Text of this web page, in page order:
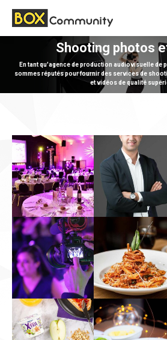
Shooting photos
En tant qu'agence de production audiovisuelle de
sommes réputés pour fournir des services de
et vidéos de qualité
Vous êtes ici :